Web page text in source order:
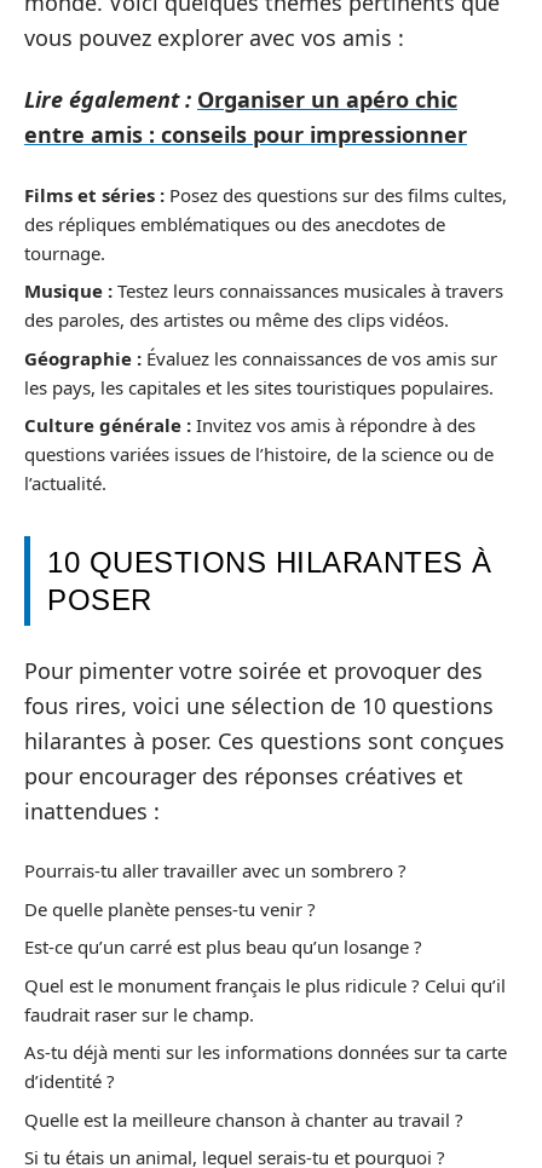
vous pouvez explorer avec vos amis :
Lire également : Organiser un apéro chic
entre amis : conseils pour impressionner
Films et séries : Posez des questions sur des films cultes,
des répliques emblématiques ou des anecdotes de
tournage.
Musique : Testez leurs connaissances musicales à travers
des paroles, des artistes ou même des clips vidéos.
Géographie : Évaluez les connaissances de vos amis sur
les pays, les capitales et les sites touristiques populaires.
Culture générale : Invitez vos amis à répondre à des
questions variées issues de l’histoire, de la science ou de
l’actualité.
10 QUESTIONS HILARANTES À
POSER
Pour pimenter votre soirée et provoquer des
fous rires, voici une sélection de 10 questions
hilarantes à poser. Ces questions sont conçues
pour encourager des réponses créatives et
inattendues :
Pourrais-tu aller travailler avec un sombrero ?
De quelle planète penses-tu venir ?
Est-ce qu’un carré est plus beau qu’un losange ?
Quel est le monument français le plus ridicule ? Celui qu’il
faudrait raser sur le champ.
As-tu déjà menti sur les informations données sur ta carte
d’identité ?
Quelle est la meilleure chanson à chanter au travail ?
Si tu étais un animal, lequel serais-tu et pourquoi ?